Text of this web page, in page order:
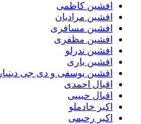
افشین کاظمی
افشین مرادیان
افشین مسافری
افشین مظفری
افشین ندرلو
افشین یاری
افشین یوسفی و دی جی دینیار
اقبال احمدی
اقبال حبیبی
اکبر خادملو
اکبر رحیمی